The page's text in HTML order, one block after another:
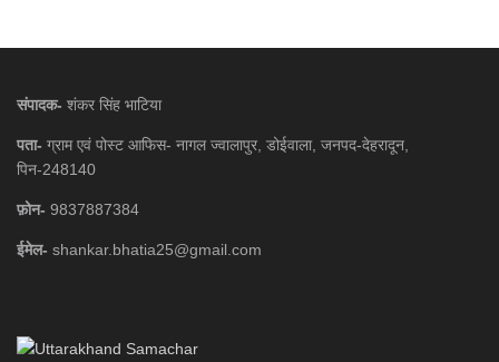
संपादक- शंकर सिंह भाटिया
पता- ग्राम एवं पोस्ट आफिस- नागल ज्वालापुर, डोईवाला, जनपद-देहरादून,
पिन-248140
फ़ोन- 9837887384
ईमेल- shankar.bhatia25@gmail.com